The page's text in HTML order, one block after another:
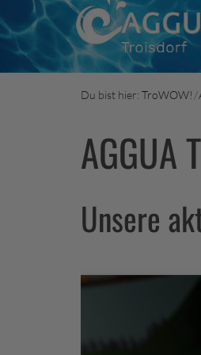
Du bist hier: TroWOW!
AGGUA
Unsere